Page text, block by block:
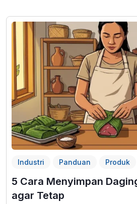
Industri Panduan Produk
5 Cara Menyimpan
agar Tetap